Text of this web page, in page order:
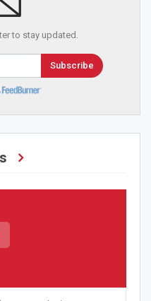
to stay updated.
Subscribe